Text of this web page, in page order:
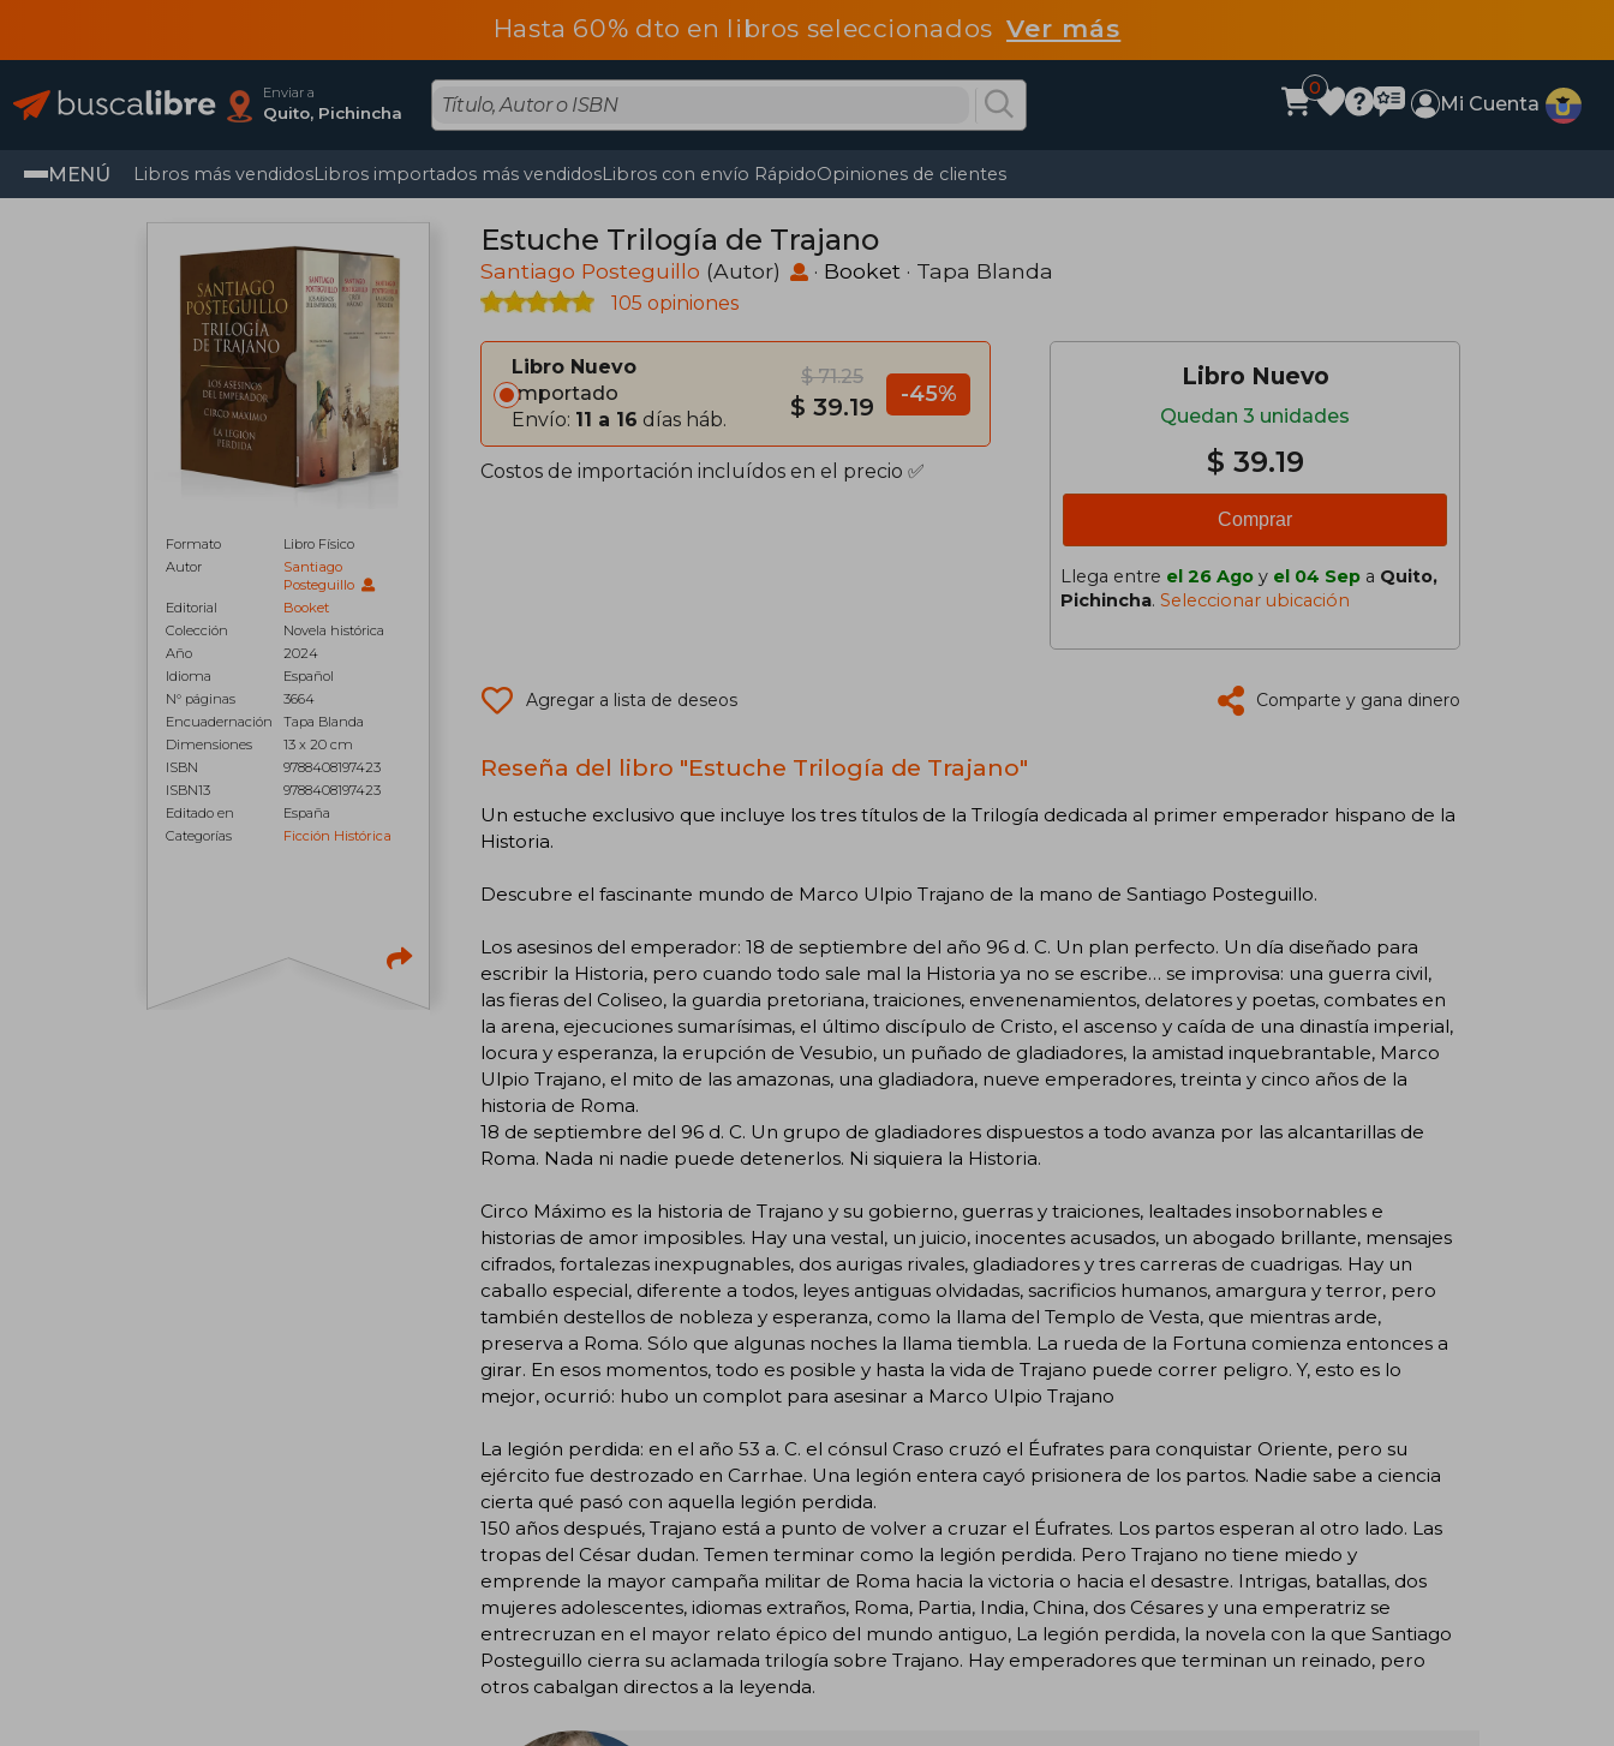
Hasta 60% dto en libros seleccionadosVer más
Enviar a
Quito, Pichincha
0
Mi Cuenta
MENÚ Libros más vendidosLibros importados más vendidosLibros con envío RápidoOpiniones de clientes
Formato
Libro Físico
Autor
Santiago
Posteguillo
Editorial
Booket
Colección
Novela histórica
Año
2024
Idioma
Español
N° páginas
3664
Encuadernación
Tapa Blanda
Dimensiones
13 x 20 cm
ISBN
9788408197423
ISBN13
9788408197423
Editado en
España
Categorías
Ficción Histórica
Estuche Trilogía de Trajano
Santiago Posteguillo (Autor) · Booket · Tapa Blanda
105 opiniones
Libro Nuevo
Importado
Envío: 11 a 16 días háb.
$ 71.25
$ 39.19 -45%
Costos de importación incluídos en el precio ✅
Libro Nuevo
Quedan 3 unidades
$ 39.19
Comprar
Llega entre el 26 Ago y el 04 Sep a Quito,
Pichincha. Seleccionar ubicación
Agregar a lista de deseos Comparte y gana dinero
Reseña del libro "Estuche Trilogía de Trajano"
Un estuche exclusivo que incluye los tres títulos de la Trilogía dedicada al primer emperador hispano de la
Historia.
Descubre el fascinante mundo de Marco Ulpio Trajano de la mano de Santiago Posteguillo.
Los asesinos del emperador: 18 de septiembre del año 96 d. C. Un plan perfecto. Un día diseñado para
escribir la Historia, pero cuando todo sale mal la Historia ya no se escribe… se improvisa: una guerra civil,
las fieras del Coliseo, la guardia pretoriana, traiciones, envenenamientos, delatores y poetas, combates en
la arena, ejecuciones sumarísimas, el último discípulo de Cristo, el ascenso y caída de una dinastía imperial,
locura y esperanza, la erupción de Vesubio, un puñado de gladiadores, la amistad inquebrantable, Marco
Ulpio Trajano, el mito de las amazonas, una gladiadora, nueve emperadores, treinta y cinco años de la
historia de Roma.
18 de septiembre del 96 d. C. Un grupo de gladiadores dispuestos a todo avanza por las alcantarillas de
Roma. Nada ni nadie puede detenerlos. Ni siquiera la Historia.
Circo Máximo es la historia de Trajano y su gobierno, guerras y traiciones, lealtades insobornables e
historias de amor imposibles. Hay una vestal, un juicio, inocentes acusados, un abogado brillante, mensajes
cifrados, fortalezas inexpugnables, dos aurigas rivales, gladiadores y tres carreras de cuadrigas. Hay un
caballo especial, diferente a todos, leyes antiguas olvidadas, sacrificios humanos, amargura y terror, pero
también destellos de nobleza y esperanza, como la llama del Templo de Vesta, que mientras arde,
preserva a Roma. Sólo que algunas noches la llama tiembla. La rueda de la Fortuna comienza entonces a
girar. En esos momentos, todo es posible y hasta la vida de Trajano puede correr peligro. Y, esto es lo
mejor, ocurrió: hubo un complot para asesinar a Marco Ulpio Trajano
La legión perdida: en el año 53 a. C. el cónsul Craso cruzó el Éufrates para conquistar Oriente, pero su
ejército fue destrozado en Carrhae. Una legión entera cayó prisionera de los partos. Nadie sabe a ciencia
cierta qué pasó con aquella legión perdida.
150 años después, Trajano está a punto de volver a cruzar el Éufrates. Los partos esperan al otro lado. Las
tropas del César dudan. Temen terminar como la legión perdida. Pero Trajano no tiene miedo y
emprende la mayor campaña militar de Roma hacia la victoria o hacia el desastre. Intrigas, batallas, dos
mujeres adolescentes, idiomas extraños, Roma, Partia, India, China, dos Césares y una emperatriz se
entrecruzan en el mayor relato épico del mundo antiguo, La legión perdida, la novela con la que Santiago
Posteguillo cierra su aclamada trilogía sobre Trajano. Hay emperadores que terminan un reinado, pero
otros cabalgan directos a la leyenda.